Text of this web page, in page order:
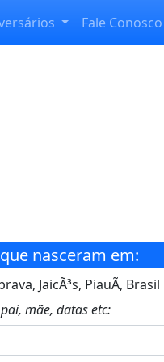
Fale Conosco
nasceram em:
JaicÃ³s, PiauÃ­, Brasil
mãe, datas etc: